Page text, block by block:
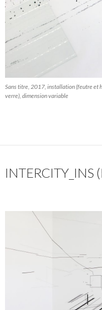
Sans titre, 2017, installation (feutre et
verre), dimension variable
INTERCITY_INS